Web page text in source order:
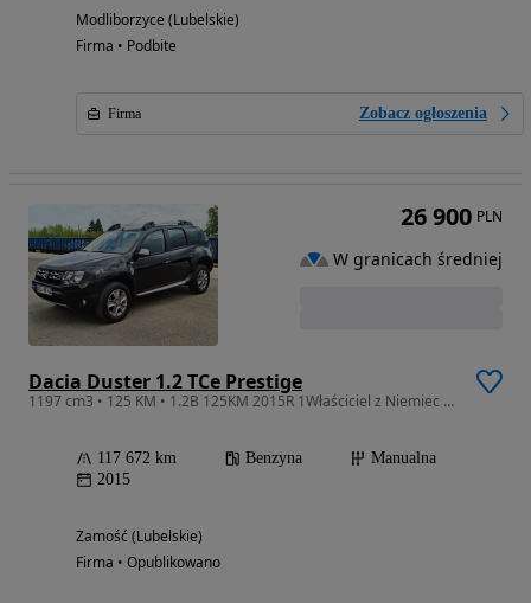
Modliborzyce (Lubelskie)
Firma • Podbite
Firma Zobacz ogłoszenia
Dacia Duster 1.2 TCe Prestige
1197 cm3 • 125 KM • 1.2B 125KM 2015R 1Właściciel z Niemiec Niski Przebieg 117 672 km
117 672 km Benzyna
Manualna
2015
Zamość (Lubelskie)
Firma • Opublikowano
26 900 PLN
W granicach średniej